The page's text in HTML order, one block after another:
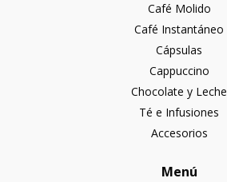
Café Molido
Café Instantáneo
Cápsulas
Cappuccino
Chocolate y Leche
Té e Infusiones
Accesorios
Menú